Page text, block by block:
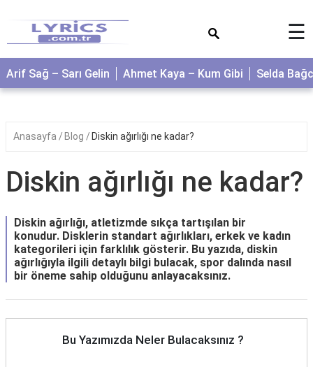
☰
Arif Sağ – Sarı Gelin Ahmet Kaya – Kum Gibi Selda
Anasayfa Blog Diskin ağırlığı ne kadar?
Diskin ağırlığı ne kadar?
Diskin ağırlığı, atletizmde sıkça tartışılan bir
konudur. Disklerin standart ağırlıkları, erkek ve kadın
kategorileri için farklılık gösterir. Bu yazıda, diskin
ağırlığıyla ilgili detaylı bilgi bulacak, spor dalında nasıl
bir öneme sahip olduğunu anlayacaksınız.
Bu Yazımızda Neler Bulacaksınız ?